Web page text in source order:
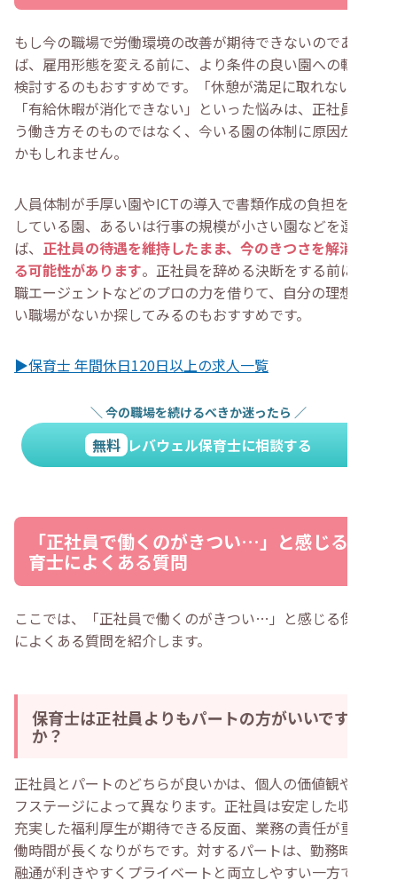
もし今の職場で労働環境の改善が期待できないのであれ
ば、雇用形態を変える前に、より条件の良い園への転職を
検討するのもおすすめです。「休憩が満足に取れない」
「有給休暇が消化できない」といった悩みは、正社員とい
う働き方そのものではなく、今いる園の体制に原因がある
かもしれません。
人員体制が手厚い園やICTの導入で書類作成の負担を減ら
している園、あるいは行事の規模が小さい園などを選べ
ば、 正社員の待遇を維持したまま、今のきつさを解消でき
る可能性があります。正社員を辞める決断をする前に、転
職エージェントなどのプロの力を借りて、自分の理想に近
い職場がないか探してみるのもおすすめです。
▶保育士 年間休日120日以上の求人一覧
＼ 今の職場を続けるべきか迷ったら ／
無料 レバウェル保育士に相談する
「正社員で働くのがきつい…」と感じる保
育士によくある質問
ここでは、「正社員で働くのがきつい…」と感じる保育士
によくある質問を紹介します。
保育士は正社員よりもパートの方がいいです
か？
正社員とパートのどちらが良いかは、個人の価値観やライ
フステージによって異なります。正社員は安定した収入や
充実した福利厚生が期待できる反面、業務の責任が重く労
働時間が長くなりがちです。対するパートは、勤務時間の
融通が利きやすくプライベートと両立しやすい一方で、収